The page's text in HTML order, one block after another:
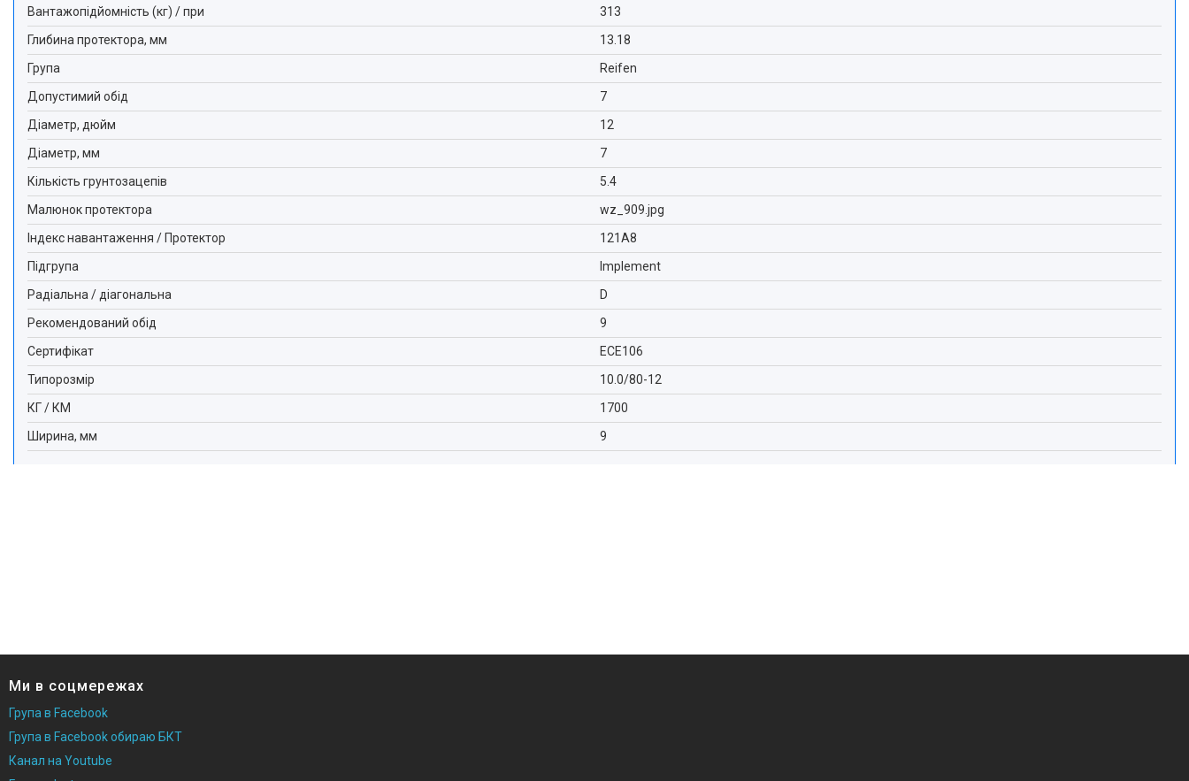
Вантажопідйомність (кг) / при
313
Глибина протектора, мм
13.18
Група
Reifen
Допустимий обід
7
Діаметр, дюйм
12
Діаметр, мм
7
Кількість грунтозацепів
5.4
Малюнок протектора
wz_909.jpg
Індекс навантаження / Протектор
121A8
Підгрупа
Implement
Радіальна / діагональна
D
Рекомендований обід
9
Сертифікат
ECE106
Типорозмір
10.0/80-12
КГ / КМ
1700
Ширина, мм
9
Ми в соцмережах
Група в Facebook
Група в Facebook обираю БКТ
Канал на Youtube